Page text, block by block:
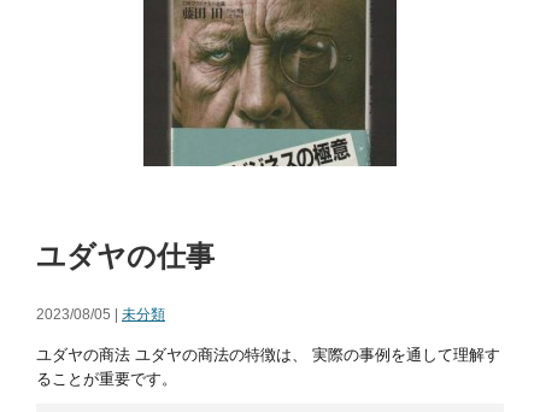
ユダヤの仕事
2023/08/05 | 未分類
ユダヤの商法 ユダヤの商法の特徴は、 実際の事例を通して理解す
ることが重要です。